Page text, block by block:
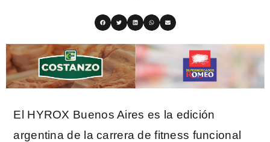
El HYROX Buenos Aires es la edición
argentina de la carrera de fitness funcional